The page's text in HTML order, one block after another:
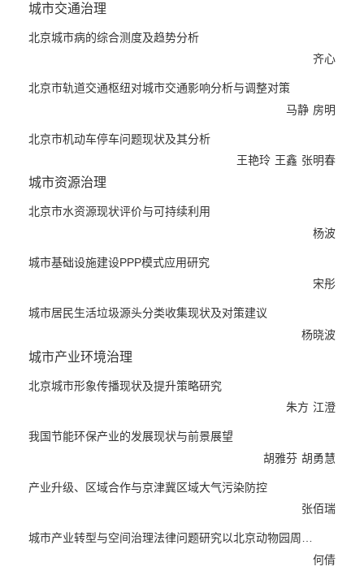
城市交通治理
齐心
北京城市病的综合测度及趋势分析
马静 房明
北京市轨道交通枢纽对城市交通影响分析与调整对策
王艳玲 王鑫 张明春
北京市机动车停车问题现状及其分析
城市资源治理
杨波
北京市水资源现状评价与可持续利用
宋彤
城市基础设施建设PPP模式应用研究
杨晓波
城市居民生活垃圾源头分类收集现状及对策建议
城市产业环境治理
朱方 江澄
北京城市形象传播现状及提升策略研究
胡雅芬 胡勇慧
我国节能环保产业的发展现状与前景展望
张佰瑞
产业升级、区域合作与京津冀区域大气污染防控
何倩